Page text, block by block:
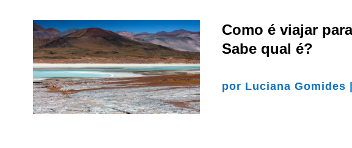
Como é viajar
Sabe qual é?
por Luciana Gomides